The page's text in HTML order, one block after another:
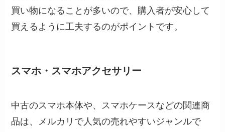
買い物になることが多いので、購入者が安心して
買えるように工夫するのがポイントです。
スマホ・スマホアクセサリー
中古のスマホ本体や、スマホケースなどの関連商
品は、メルカリで人気の売れやすいジャンルで